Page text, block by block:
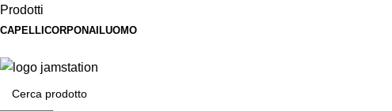
Prodotti
CAPELLI CORPONAILUOMO